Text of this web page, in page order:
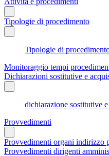
Tipologie di procedimento
Tipologie di
Monitoraggio tempi
Dichiarazioni sostitutive e
dichiarazione sostitutive
Provvedimenti
Provvedimenti organi indirizzo
Provvedimenti dirigenti